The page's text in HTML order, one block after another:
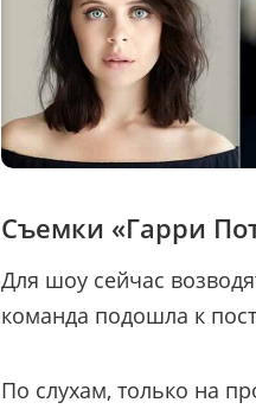
Съемки «Гарри
Для шоу сейчас
команда подошла к
По слухам, только на